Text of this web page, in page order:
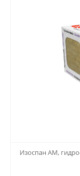
Изоспан АМ,